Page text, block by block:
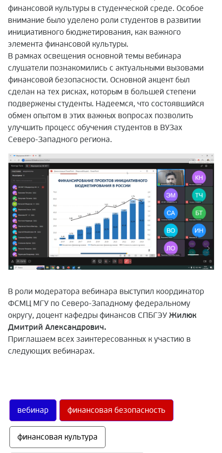
финансовой культуры в студенческой среде. Особое
внимание было уделено роли студентов в развитии
инициативного бюджетирования, как важного
элемента финансовой культуры.
В рамках освещения основной темы вебинара
слушатели познакомились с актуальными вызовами
финансовой безопасности. Основной акцент был
сделан на тех рисках, которым в большей степени
подвержены студенты. Надеемся, что состоявшийся
обмен опытом в этих важных вопросах позволить
улучшить процесс обучения студентов в ВУЗах
Северо-Западного региона.
В роли модератора вебинара выступил координатор
ФСМЦ МГУ по Северо-Западному федеральному
округу, доцент кафедры финансов СПБГЭУ Жилюк
Дмитрий Александрович.
Приглашаем всех заинтересованных к участию в
следующих вебинарах.
вебинар финансовая безопасность
финансовая культура